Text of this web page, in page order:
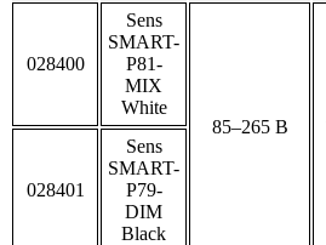
028400
Sens
SMART-
P81-
MIX
White
85–265 В
028401
Sens
SMART-
P79-
DIM
Black